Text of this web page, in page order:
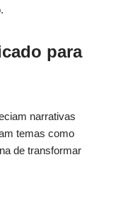
para
narrativas
temas como
de transformar